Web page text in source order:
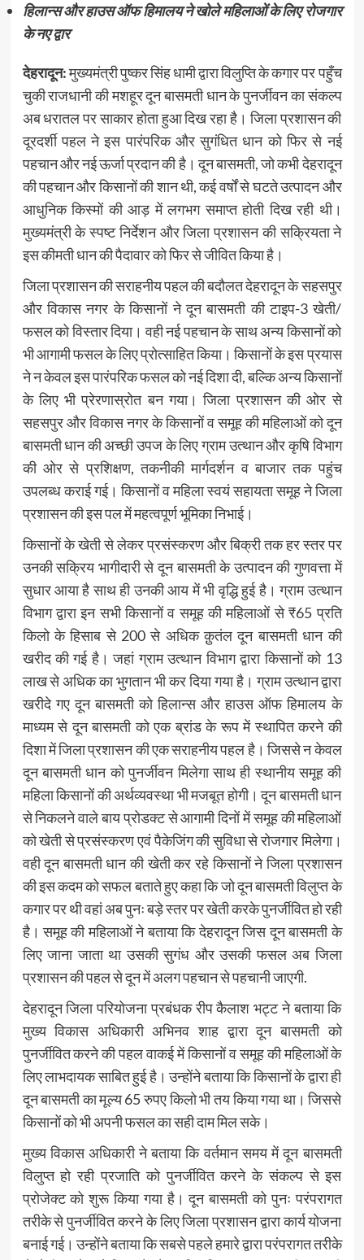
हिलान्स और हाउस ऑफ हिमालय ने खोले महिलाओं के लिए रोजगार
के नए द्वार
देहरादून:मुख्यमंत्री पुष्कर सिंह धामी द्वारा विलुप्ति के कगार पर पहुँच
चुकी राजधानी की मशहूर दून बासमती धान के पुनर्जीवन का संकल्प
अब धरातल पर साकार होता हुआ दिख रहा है। जिला प्रशासन की
दूरदर्शी पहल ने इस पारंपरिक और सुगंधित धान को फिर से नई
पहचान और नई ऊर्जा प्रदान की है। दून बासमती, जो कभी देहरादून
की पहचान और किसानों की शान थी, कई वर्षों से घटते उत्पादन और
आधुनिक किस्मों की आड़ में लगभग समाप्त होती दिख रही थी।
मुख्यमंत्री के स्पष्ट निर्देशन और जिला प्रशासन की सक्रियता ने
इस कीमती धान की पैदावार को फिर से जीवित किया है।
जिला प्रशासन की सराहनीय पहल की बदौलत देहरादून के सहसपुर
और विकास नगर के किसानों ने दून बासमती की टाइप-3 खेती/
फसल को विस्तार दिया। वही नई पहचान के साथ अन्य किसानों को
भी आगामी फसल के लिए प्रोत्साहित किया। किसानों के इस प्रयास
ने न केवल इस पारंपरिक फसल को नई दिशा दी, बल्कि अन्य किसानों
के लिए भी प्रेरणास्रोत बन गया। जिला प्रशासन की ओर से
सहसपुर और विकास नगर के किसानों व समूह की महिलाओं को दून
बासमती धान की अच्छी उपज के लिए ग्राम उत्थान और कृषि विभाग
की ओर से प्रशिक्षण, तकनीकी मार्गदर्शन व बाजार तक पहुंच
उपलब्ध कराई गई। किसानों व महिला स्वयं सहायता समूह ने जिला
प्रशासन की इस पल में महत्वपूर्ण भूमिका निभाई।
किसानों के खेती से लेकर प्रसंस्करण और बिक्री तक हर स्तर पर
उनकी सक्रिय भागीदारी से दून बासमती के उत्पादन की गुणवत्ता में
सुधार आया है साथ ही उनकी आय में भी वृद्धि हुई है। ग्राम उत्थान
विभाग द्वारा इन सभी किसानों व समूह की महिलाओं से ₹65 प्रति
किलो के हिसाब से 200 से अधिक क़ुतंल दून बासमती धान की
खरीद की गई है। जहां ग्राम उत्थान विभाग द्वारा किसानों को 13
लाख से अधिक का भुगतान भी कर दिया गया है। ग्राम उत्थान द्वारा
खरीदे गए दून बासमती को हिलान्स और हाउस ऑफ हिमालय के
माध्यम से दून बासमती को एक ब्रांड के रूप में स्थापित करने की
दिशा में जिला प्रशासन की एक सराहनीय पहल है। जिससे न केवल
दून बासमती धान को पुनर्जीवन मिलेगा साथ ही स्थानीय समूह की
महिला किसानों की अर्थव्यवस्था भी मजबूत होगी। दून बासमती धान
से निकलने वाले बाय प्रोडक्ट से आगामी दिनों में समूह की महिलाओं
को खेती से प्रसंस्करण एवं पैकेजिंग की सुविधा से रोजगार मिलेगा।
वही दून बासमती धान की खेती कर रहे किसानों ने जिला प्रशासन
की इस कदम को सफल बताते हुए कहा कि जो दून बासमती विलुप्त के
कगार पर थी वहां अब पुनः बड़े स्तर पर खेती करके पुनर्जीवित हो रही
है। समूह की महिलाओं ने बताया कि देहरादून जिस दून बासमती के
लिए जाना जाता था उसकी सुगंध और उसकी फसल अब जिला
प्रशासन की पहल से दून में अलग पहचान से पहचानी जाएगी.
देहरादून जिला परियोजना प्रबंधक रीप कैलाश भट्ट ने बताया कि
मुख्य विकास अधिकारी अभिनव शाह द्वारा दून बासमती को
पुनर्जीवित करने की पहल वाकई में किसानों व समूह की महिलाओं के
लिए लाभदायक साबित हुई है। उन्होंने बताया कि किसानों के द्वारा ही
दून बासमती का मूल्य 65 रुपए किलो भी तय किया गया था। जिससे
किसानों को भी अपनी फसल का सही दाम मिल सके।
मुख्य विकास अधिकारी ने बताया कि वर्तमान समय में दून बासमती
विलुप्त हो रही प्रजाति को पुनर्जीवित करने के संकल्प से इस
प्रोजेक्ट को शुरू किया गया है। दून बासमती को पुनः परंपरागत
तरीके से पुनर्जीवित करने के लिए जिला प्रशासन द्वारा कार्य योजना
बनाई गई। उन्होंने बताया कि सबसे पहले हमारे द्वारा परंपरागत तरीके